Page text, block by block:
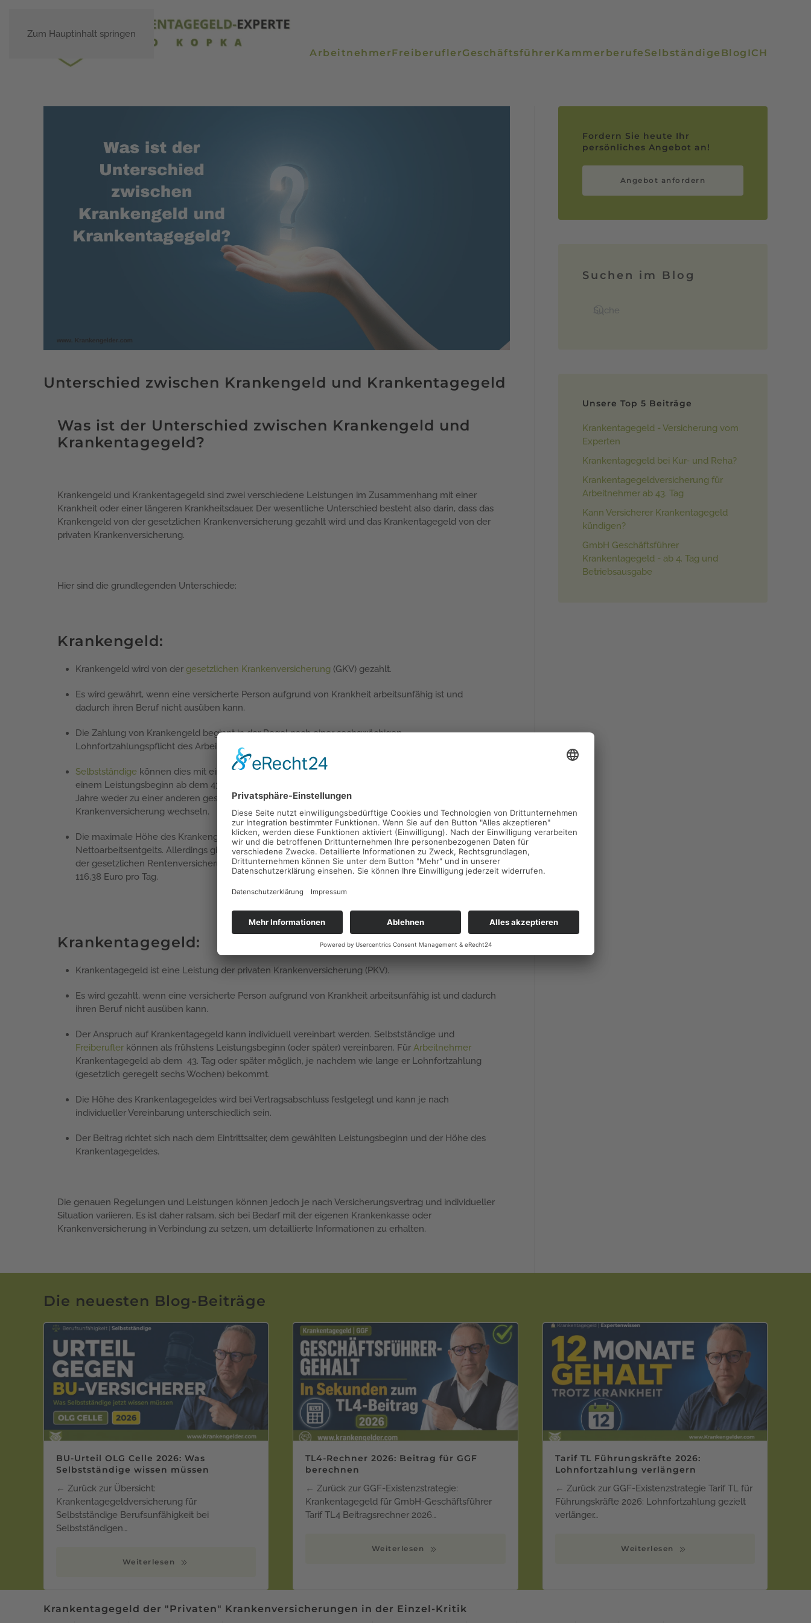
Zum Hauptinhalt springen
ArbeitnehmerFreiberuflerGeschäftsführer Kammerberufe Selbständige Blog ICH
Unterschied zwischen Krankengeld und Krankentagegeld
Was ist der Unterschied zwischen Krankengeld und
Krankentagegeld?
Krankengeld und Krankentagegeld sind zwei verschiedene Leistungen im Zusammenhang mit einer
Krankheit oder einer längeren Krankheitsdauer. Der wesentliche Unterschied besteht also darin, dass das
Krankengeld von der gesetzlichen Krankenversicherung gezahlt wird und das Krankentagegeld von der
privaten Krankenversicherung.
Hier sind die grundlegenden Unterschiede:
Krankengeld:
Krankengeld wird von der gesetzlichen Krankenversicherung (GKV) gezahlt.
Es wird gewährt, wenn eine versicherte Person aufgrund von Krankheit arbeitsunfähig ist und
dadurch ihren Beruf nicht ausüben kann.
Die Zahlung von Krankengeld beginnt in der Regel nach einer sechswöchigen
Lohnfortzahlungspflicht des Arbeitgebers im Krankheitsfall.
Selbstständige können dies mit einem Zusatzbeitrag zu ihrem Krankenversicherungsbeitrag mit
einem Leistungsbeginn ab dem 43. Tag vereinbaren. Allerdings können Sie dann die nächsten drei
Jahre weder zu einer anderen gesetzlichen Krankenkasse noch zu einer privaten
Krankenversicherung wechseln.
Die maximale Höhe des Krankengeldes der gesetzlichen Krankenkassen liegt bei 90 Prozent des
Nettoarbeitsentgelts. Allerdings gibt es eine Obergrenze, die sich am Beitragsbemessungsentgelt
der gesetzlichen Rentenversicherung orientiert. Aktuell (Stand 2023) beträgt diese Obergrenze
116,38 Euro pro Tag.
Krankentagegeld:
Krankentagegeld ist eine Leistung der privaten Krankenversicherung (PKV).
Es wird gezahlt, wenn eine versicherte Person aufgrund von Krankheit arbeitsunfähig ist und dadurch
ihren Beruf nicht ausüben kann.
Der Anspruch auf Krankentagegeld kann individuell vereinbart werden. Selbstständige und
Freiberuflerkönnen als frühstens Leistungsbeginn (oder später) vereinbaren. Für Arbeitnehmer
Krankentagegeld ab dem 43. Tag oder später möglich, je nachdem wie lange er Lohnfortzahlung
(gesetzlich geregelt sechs Wochen) bekommt.
Die Höhe des Krankentagegeldes wird bei Vertragsabschluss festgelegt und kann je nach
individueller Vereinbarung unterschiedlich sein.
Der Beitrag richtet sich nach dem Eintrittsalter, dem gewählten Leistungsbeginn und der Höhe des
Krankentagegeldes.
Die genauen Regelungen und Leistungen können jedoch je nach Versicherungsvertrag und individueller
Situation variieren. Es ist daher ratsam, sich bei Bedarf mit der eigenen Krankenkasse oder
Krankenversicherung in Verbindung zu setzen, um detaillierte Informationen zu erhalten.
Fordern Sie heute Ihr
persönliches Angebot an!
Angebot anfordern
Suchen im Blog
Unsere Top 5 Beiträge
Krankentagegeld - Versicherung vom
Experten
Krankentagegeld bei Kur- und Reha?
Krankentagegeldversicherung für
Arbeitnehmer ab 43. Tag
Kann Versicherer Krankentagegeld
kündigen?
GmbH Geschäftsführer
Krankentagegeld - ab 4. Tag und
Betriebsausgabe
Die neuesten Blog-Beiträge
BU-Urteil OLG Celle 2026: Was
Selbstständige wissen müssen
← Zurück zur Übersicht:
Krankentagegeldversicherung für
Selbstständige Berufsunfähigkeit bei
Selbstständigen…
Weiterlesen
TL4-Rechner 2026: Beitrag für GGF
berechnen
← Zurück zur GGF-Existenzstrategie:
Krankentagegeld für GmbH-Geschäftsführer
Tarif TL4 Beitragsrechner 2026…
Weiterlesen
Tarif TL Führungskräfte 2026:
Lohnfortzahlung verlängern
← Zurück zur GGF-Existenzstrategie Tarif TL für
Führungskräfte 2026: Lohnfortzahlung gezielt
verlänger…
Weiterlesen
Krankentagegeld der "Privaten" Krankenversicherungen in der Einzel-Kritik